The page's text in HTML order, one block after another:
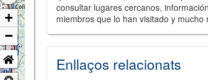
+
−
consultar lugares cercanos,
miembros que lo han visitado y mucho
Enllaços relacionats